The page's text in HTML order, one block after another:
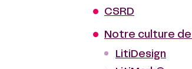
CSRD
Notre culture de
LitiDesign